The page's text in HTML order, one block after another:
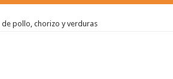
pollo, chorizo y verduras